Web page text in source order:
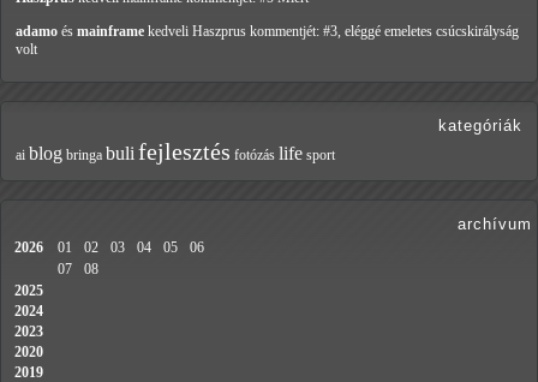
adamo és mainframe kedveli Haszprus kommentjét: #3, eléggé emeletes csúcskirályság
volt
kategóriák
ai blog bringa buli fejlesztés fotózás life sport
archívum
2026 01 02 03 04 05
06
07
08
2025
2024
2023
2020
2019